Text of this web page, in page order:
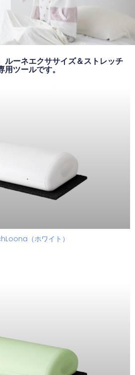
ルーネエクササイズ＆ストレッチ
用ツールです。
（ホワイト）